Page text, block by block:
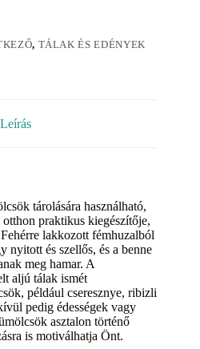
, TÁLAK ÉS EDÉNYEK
Leírás
tárolására használható,
praktikus kiegészítője,
lakkozott fémhuzalból
nyitott és szellős, és a benne
meg hamar. A
aljú tálak ismét
például cseresznye, ribizli
pedig édességek vagy
asztalon történő
is motiválhatja Önt.